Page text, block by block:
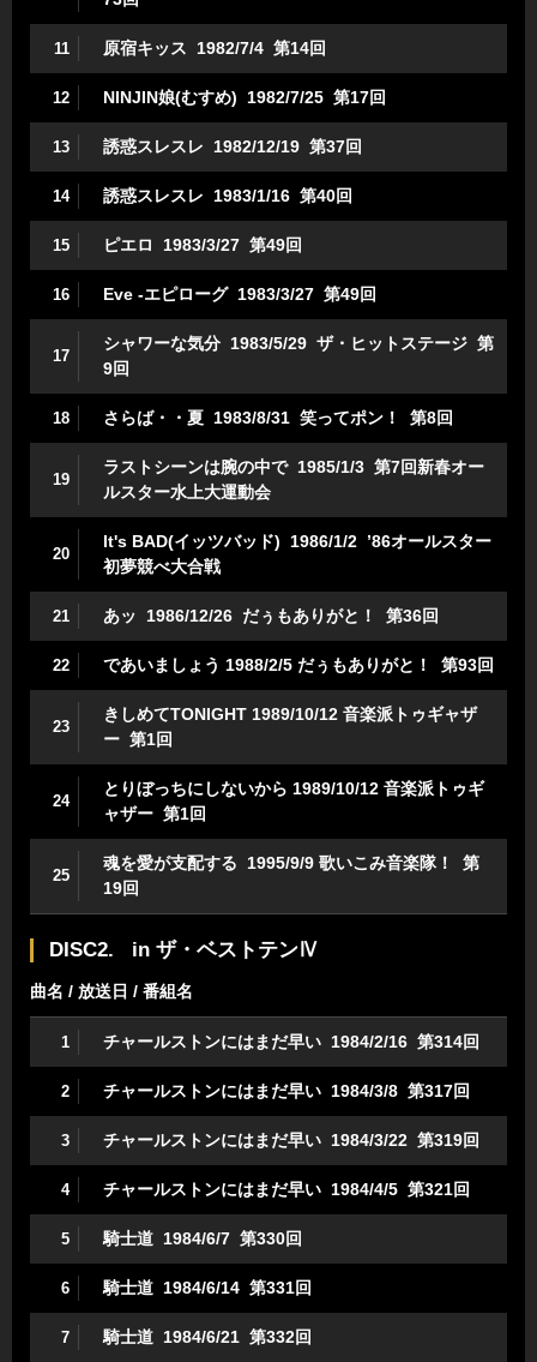
11 原宿キッス 1982/7/4 第14回
12 NINJIN娘(むすめ) 1982/7/25 第17回
13 誘惑スレスレ 1982/12/19 第37回
14 誘惑スレスレ 1983/1/16 第40回
15 ピエロ 1983/3/27 第49回
16 Eve -エピローグ 1983/3/27 第49回
17
シャワーな気分 1983/5/29 ザ・ヒットステージ 第
9回
18 さらば・・夏 1983/8/31 笑ってポン！ 第8回
19
ラストシーンは腕の中で 1985/1/3 第7回新春オー
ルスター水上大運動会
20
It's BAD(イッツバッド) 1986/1/2 ’86オールスター
初夢競べ大合戦
21 あッ 1986/12/26 だぅもありがと！ 第36回
22 であいましょう 1988/2/5 だぅもありがと！ 第93回
23
きしめてTONIGHT 1989/10/12 音楽派トゥギャザ
ー 第1回
24
とりぼっちにしないから 1989/10/12 音楽派トゥギ
ャザー 第1回
25
魂を愛が支配する 1995/9/9 歌いこみ音楽隊！ 第
19回
DISC2. in ザ・ベストテンⅣ
曲名 / 放送日 / 番組名
1 チャールストンにはまだ早い 1984/2/16 第314回
2 チャールストンにはまだ早い 1984/3/8 第317回
3 チャールストンにはまだ早い 1984/3/22 第319回
4 チャールストンにはまだ早い 1984/4/5 第321回
5 騎士道 1984/6/7 第330回
6 騎士道 1984/6/14 第331回
7 騎士道 1984/6/21 第332回